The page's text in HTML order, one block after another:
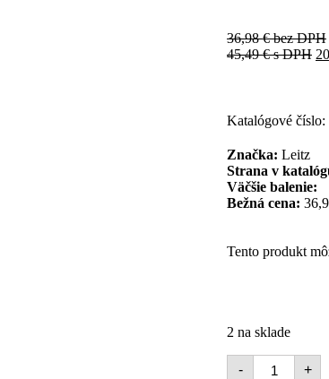
36,98€bez DPH
45,49€s DPH
Katalógové číslo:
Značka: Leitz
Strana v
Väčšie balenie:
Bežná cena:
Tento produkt
2 na sklade
- +